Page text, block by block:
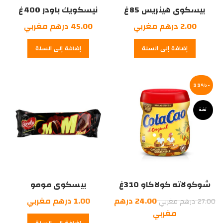
بيسكوي هينريس 85غ
2.00 درهم مغربي
إضافة إلى السلة
نيسكويك باودر 400غ
45.00 درهم مغربي
إضافة إلى السلة
-11%
نفذ
شوكولاته كولاكاو 310غ
27.00درهم مغربيالسعر
الأصلي
24.00 درهم
مغربي
بيسكوي مومو
1.00 درهم مغربي